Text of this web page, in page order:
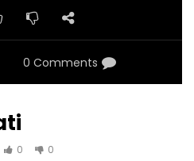
0 Comments
0 0